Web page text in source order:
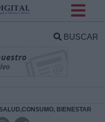
BUSCAR
SALUD,CONSUMO, BIENESTAR